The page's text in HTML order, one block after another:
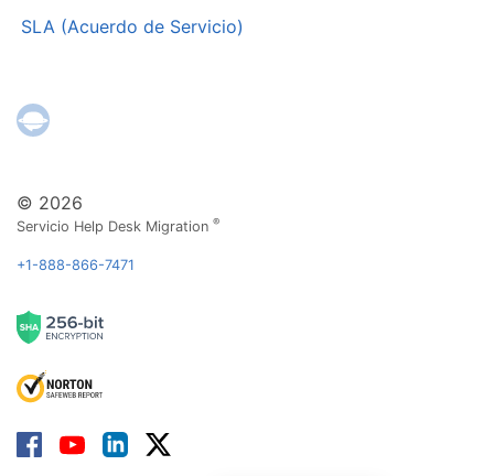
© 2026
Servicio Help Desk Migration®
+1-888-866-7471
SLA (Acuerdo de Servicio)